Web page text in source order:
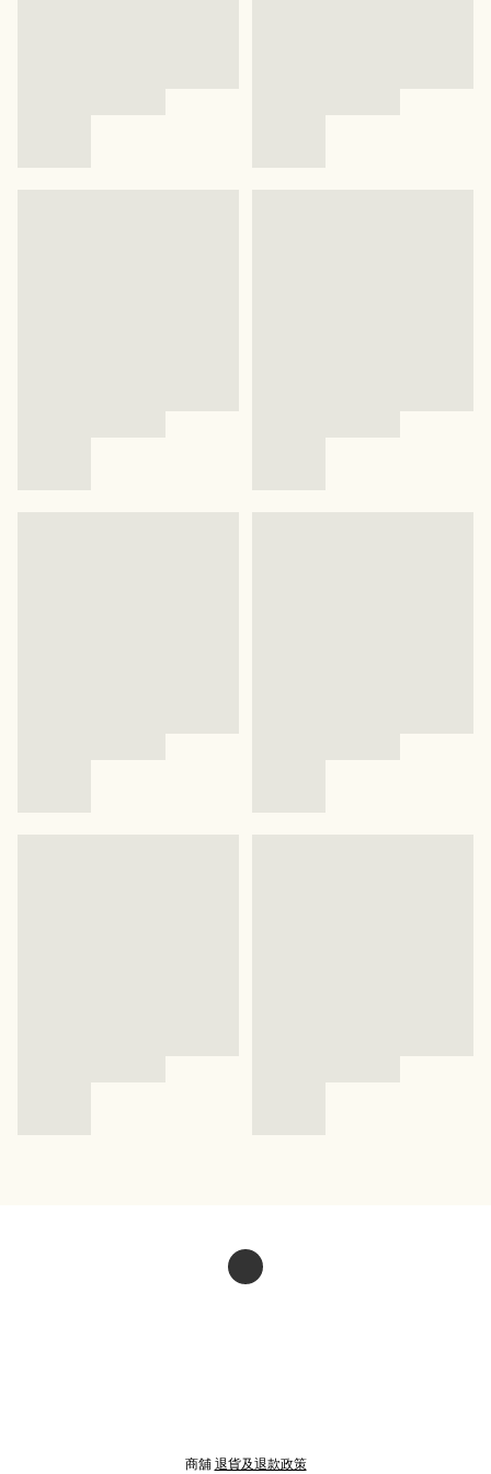
商舖 退貨及退款政策